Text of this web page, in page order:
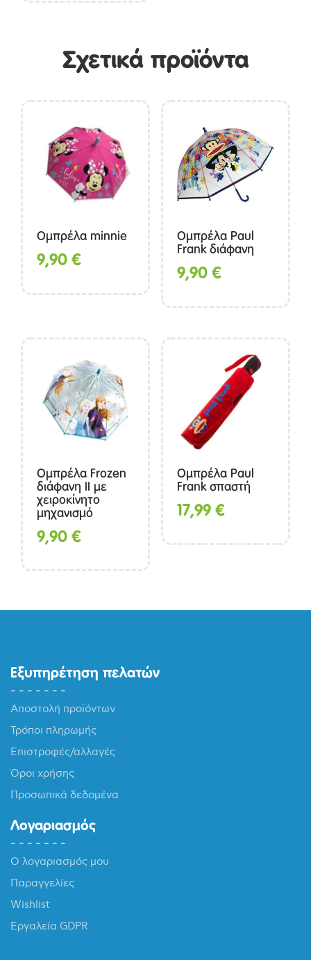
Σχετικά προϊόντα
Ομπρέλα minnie
9,90€
Ομπρέλα Paul
Frank διάφανη
9,90€
Ομπρέλα Frozen
διάφανη II με
χειροκίνητο
μηχανισμό
9,90€
Ομπρέλα Paul
Frank σπαστή
17,99€
Εξυπηρέτηση πελατών
Αποστολή προϊόντων
Τρόποι πληρωμής
Επιστροφές/αλλαγές
Όροι χρήσης
Προσωπικά δεδομένα
Λογαριασμός
Ο λογαριασμός μου
Παραγγελίες
Wishlist
Εργαλεία GDPR